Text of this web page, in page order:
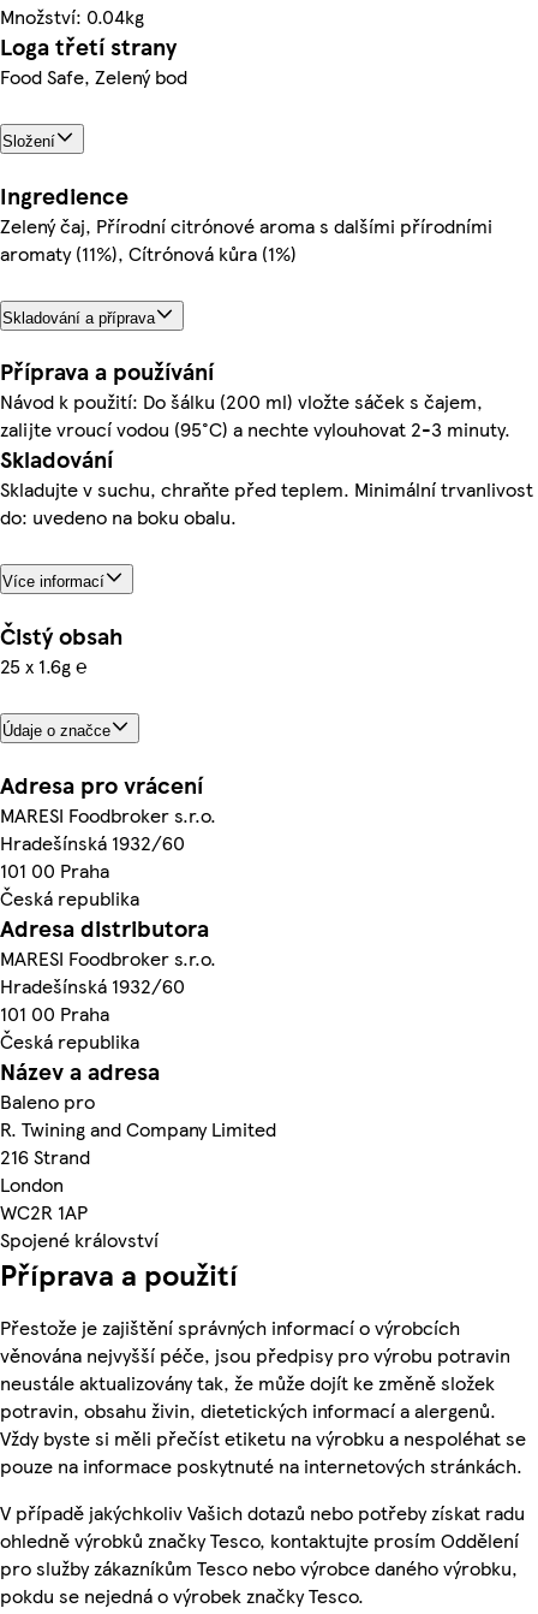
Množství: 0.04kg
Loga třetí strany
Food Safe, Zelený bod
Složení
Ingredience
Zelený čaj, Přírodní citrónové aroma s dalšími přírodními
aromaty (11%), Cítrónová kůra (1%)
Skladování a příprava
Příprava a používání
Návod k použití: Do šálku (200 ml) vložte sáček s čajem,
zalijte vroucí vodou (95°C) a nechte vylouhovat 2-3 minuty.
Skladování
Skladujte v suchu, chraňte před teplem. Minimální trvanlivost
do: uvedeno na boku obalu.
Více informací
Čistý obsah
25 x 1.6g ℮
Údaje o značce
Adresa pro vrácení
MARESI Foodbroker s.r.o.
Hradešínská 1932/60
101 00 Praha
Česká republika
Adresa distributora
MARESI Foodbroker s.r.o.
Hradešínská 1932/60
101 00 Praha
Česká republika
Název a adresa
Baleno pro
R. Twining and Company Limited
216 Strand
London
WC2R 1AP
Spojené království
Příprava a použití
Přestože je zajištění správných informací o výrobcích
věnována nejvyšší péče, jsou předpisy pro výrobu potravin
neustále aktualizovány tak, že může dojít ke změně složek
potravin, obsahu živin, dietetických informací a alergenů.
Vždy byste si měli přečíst etiketu na výrobku a nespoléhat se
pouze na informace poskytnuté na internetových stránkách.
V případě jakýchkoliv Vašich dotazů nebo potřeby získat radu
ohledně výrobků značky Tesco, kontaktujte prosím Oddělení
pro služby zákazníkům Tesco nebo výrobce daného výrobku,
pokdu se nejedná o výrobek značky Tesco.